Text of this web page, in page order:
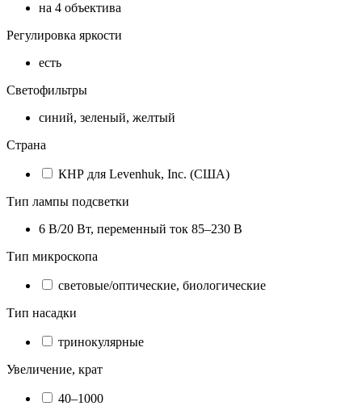
на 4 объектива
Регулировка яркости
есть
Светофильтры
синий, зеленый, желтый
Страна
КНР для Levenhuk, Inc. (США)
Тип лампы подсветки
6 В/20 Вт, переменный ток 85–230 В
Тип микроскопа
световые/оптические, биологические
Тип насадки
тринокулярные
Увеличение, крат
40–1000